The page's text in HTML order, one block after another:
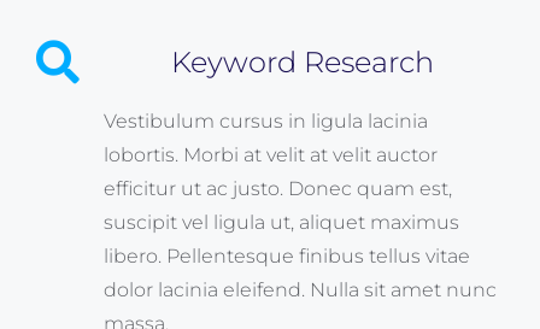
Keyword Research
Vestibulum cursus in ligula lacinia
lobortis. Morbi at velit at velit auctor
efficitur ut ac justo. Donec quam est,
suscipit vel ligula ut, aliquet maximus
libero. Pellentesque finibus tellus vitae
dolor lacinia eleifend. Nulla sit amet nunc
massa.